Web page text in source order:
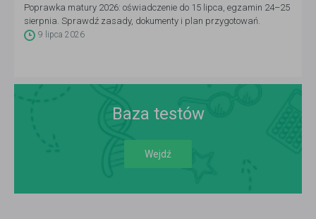
Poprawka matury 2026: oświadczenie do 15 lipca, egzamin 24–25
sierpnia. Sprawdź zasady, dokumenty i plan przygotowań.
9 lipca 2026
Baza testów
Wejdź